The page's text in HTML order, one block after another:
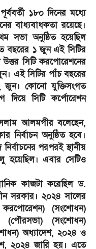
১৮০ দিনের মধ্যে
বাধ্যবাধকতা রয়েছে।
সভা অনুষ্ঠিত হয়েছিল
বছরের ১ জুন এই সিটির
উত্তর সিটি করপোরেশনের
এই সিটির পাঁচ বছরের
জুন। কোনো যুক্তিসংগত
দিয়ে সিটি কর্পোরেশন
আলমগীর বলেছেন,
নির্বাচন অনুষ্ঠিত হবে।
পরপরই স্থানীয়
হয়েছিল। এবার সেটিও
কাজটা করেছিল ড.
সরকার। ২০২৪ সালের
(সংশোধন)
(পৌরসভা) (সংশোধন)
অধ্যাদেশ, ২০২৪ ও
২০২৪ জারি হয়। এতে